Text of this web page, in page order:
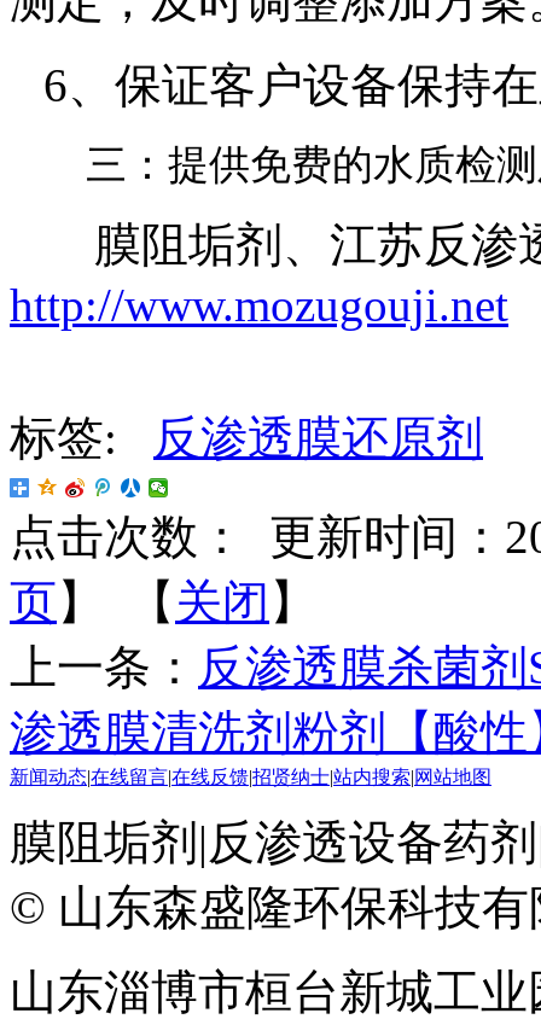
6、保证客户设备保持
三：提供免费的水质检测
膜阻垢剂、江苏反渗
http://www.mozugouji.net
标签:
反渗透膜还原剂
点击次数：
更新时间：
页】 【 关闭 】
上一条： 反渗透膜杀菌
渗透膜清洗剂粉剂【酸性
新闻动态|在线留言|在线反馈|招贤纳士|站内搜索|网站地图
膜阻垢剂|反渗透设备药
© 山东森盛隆环保科技
山东淄博市桓台新城工